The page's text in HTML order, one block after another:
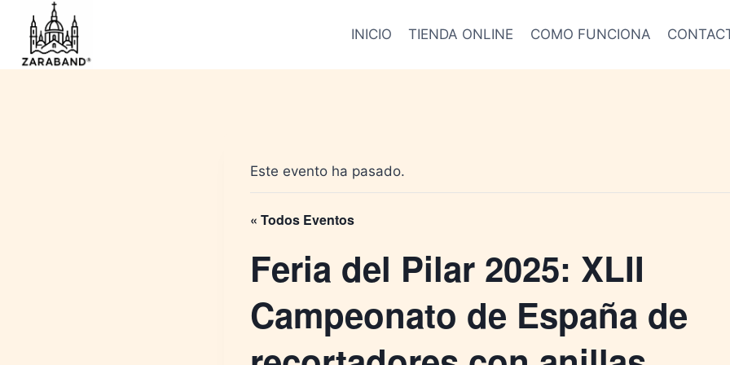
contenido
INICIO TIENDA ONLINE COMO FUNCIONA
Este evento ha pasado.
« Todos Eventos
Feria del Pilar 2025: XLII
Campeonato de España de